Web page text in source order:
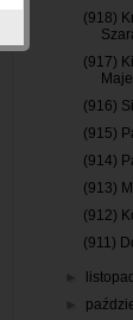
(918)
(917)
(916)
(915)
(914)
(913)
(912)
(911)